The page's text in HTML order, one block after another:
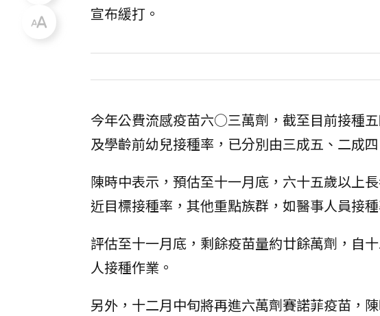
宣布緩打。
今年公費流感疫苗六○三萬劑，截至目前接種
及學齡前幼兒接種率，已分別由三成五、二成
陳時中表示，預估至十一月底，六十五歲以上
近目標接種率，其他重點族群，如醫事人員接
評估至十一月底，剩餘疫苗量約廿餘萬劑，自
人接種作業。
另外，十二月中旬將再進六萬劑賽諾菲疫苗，